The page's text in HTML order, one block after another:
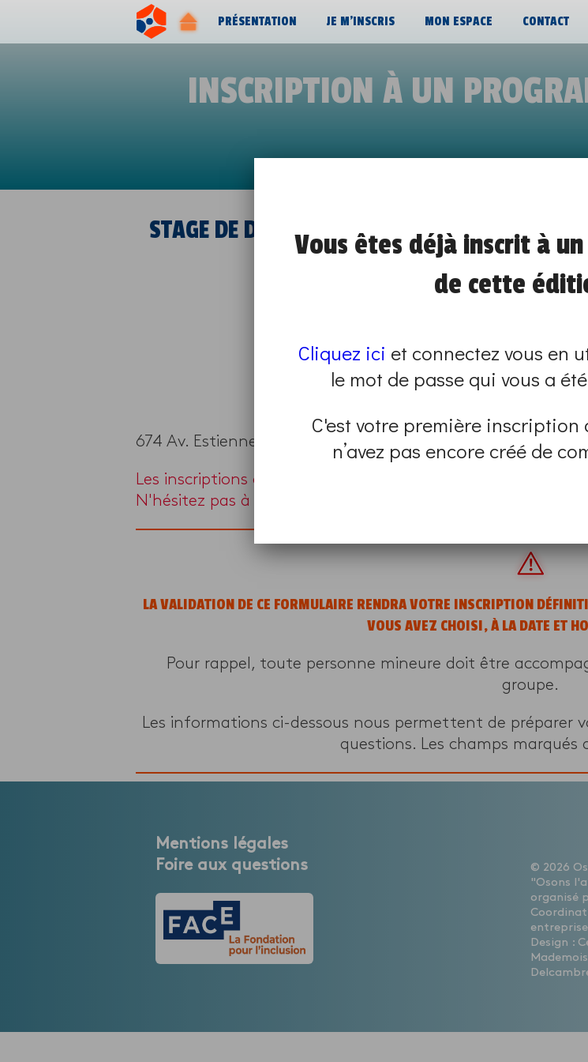
PRÉSENTATION JE M’INSCRIS MON ESPACE CONTACT
INSCRIPTION À UN
STAGE DE DÉCOUVERTE DE 2 JOURS EN TANT
MARS 2022
de 09h00 à
SUR PLACE
674 Av. Estienne d'Orves, 83500 La Seyne-sur-Mer, France
Les inscriptions à ce programme sont closes.
N'hésitez pas à en chercher un autre en renseignant vos
LA VALIDATION DE CE FORMULAIRE RENDRA VOTRE INSCRIPTION
VOUS AVEZ CHOISI, À LA DATE ET
Pour rappel, toute personne mineure doit être
groupe.
Les informations ci-dessous nous permettent de
questions. Les champs marqués
Vous êtes déjà inscrit à
de cette
Cliquez ici et connectez vous en
le mot de passe qui vous a
C'est votre première inscription
n’avez pas encore créé de
Mentions légales
Foire aux questions
© 2026
"Osons
organisé
Design :